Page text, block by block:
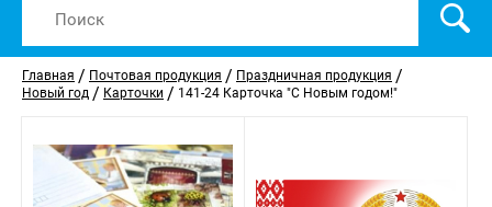
Главная / Почтовая продукция / Праздничная продукция /
Новый год / Карточки / 141-24 Карточка "С Новым годом!"